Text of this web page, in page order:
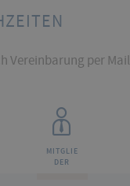
Vereinbarung per Mail
MITGLIE
DER